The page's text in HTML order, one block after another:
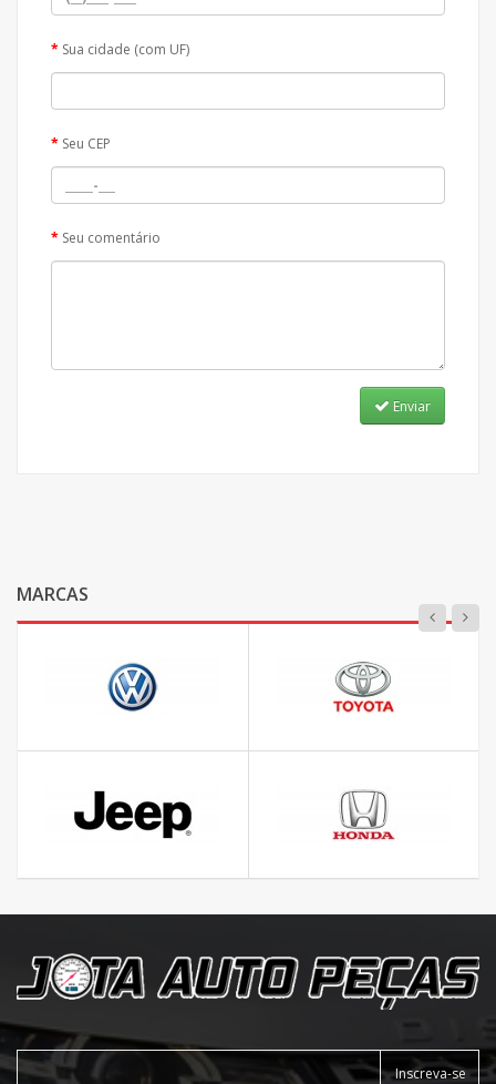
Sua cidade (com UF)
Seu CEP
Seu comentário
Enviar
MARCAS
Inscreva-se